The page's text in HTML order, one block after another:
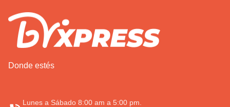
Donde estés
Lunes a Sábado 8:00 am a 5:00 pm.